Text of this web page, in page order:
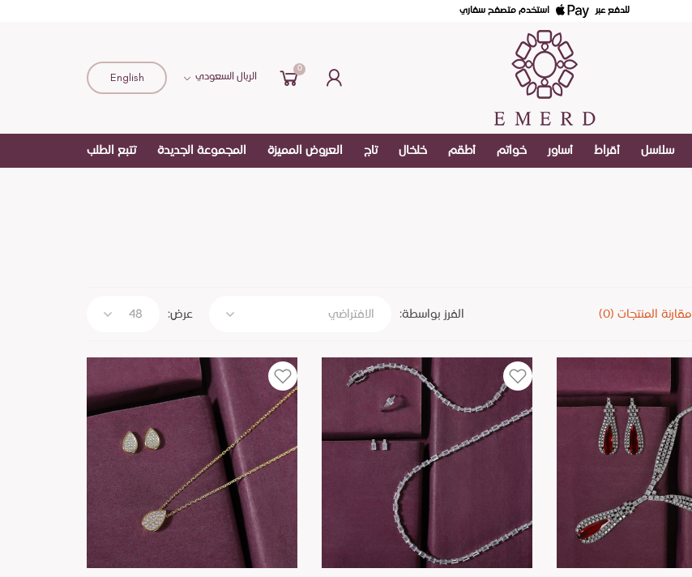
للدفع عبر استخدم متصفح سفاري
0
الريال السعودي English
سلاسل أقراط أساور خواتم أطقم خلخال تاج العروض المميزة المجموعة الجديدة تتبع الطلب
مقارنة المنتجات (0) الفرز بواسطة: عرض: